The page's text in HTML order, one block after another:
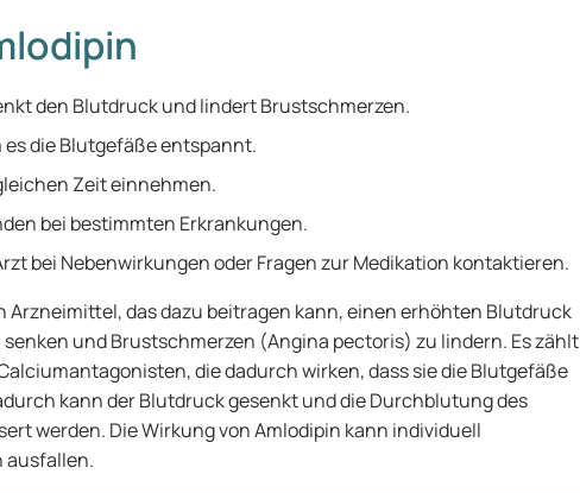
den Blutdruck und lindert Brustschmerzen.
es die Blutgefäße entspannt.
Zeit einnehmen.
bei bestimmten Erkrankungen.
bei Nebenwirkungen oder Fragen zur Medikation kontaktieren.
Arzneimittel, das dazu beitragen kann, einen erhöhten Blutdruck
und Brustschmerzen (Angina pectoris) zu lindern. Es zählt
die dadurch wirken, dass sie die Blutgefäße
kann der Blutdruck gesenkt und die Durchblutung des
werden. Die Wirkung von Amlodipin kann individuell